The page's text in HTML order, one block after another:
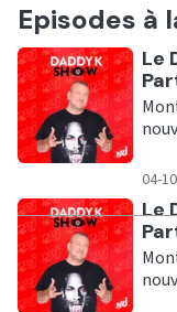
Episodes à
Le
04-
Le